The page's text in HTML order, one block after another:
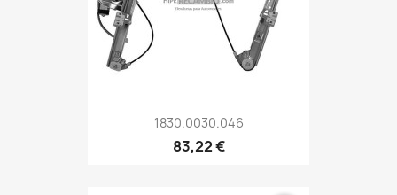
1830.0030.046
83,22 €